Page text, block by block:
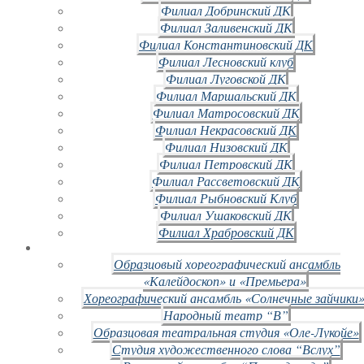
Филиал Добринский ДК
Филиал Заливенский ДК
Филиал Константиновский ДК
Филиал Лесновский клуб
Филиал Луговской ДК
Филиал Маршальский ДК
Филиал Матросовский ДК
Филиал Некрасовский ДК
Филиал Низовский ДК
Филиал Петровский ДК
Филиал Рассветовский ДК
Филиал Рыбновский Клуб
Филиал Ушаковский ДК
Филиал Храбровский ДК
Образцовый хореографический ансамбль
«Калейдоскоп» и «Премьера»
Хореографический ансамбль «Солнечные
Народный театр “В”
Образцовая театральная студия «Оле-Лукойе»
Студия художественного слова “Вслух”